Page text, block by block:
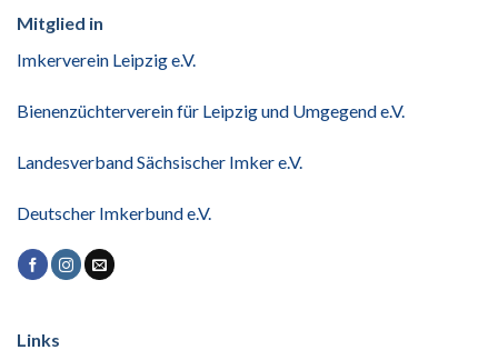
Mitglied in
Imkerverein Leipzig e.V.
Bienenzüchterverein für Leipzig und Umgegend e.V.
Landesverband Sächsischer Imker e.V.
Deutscher Imkerbund e.V.
Links